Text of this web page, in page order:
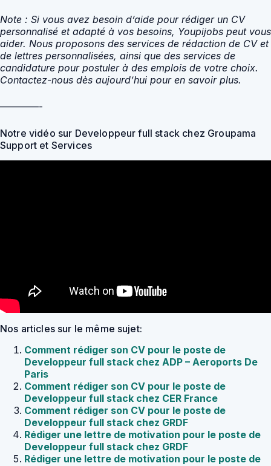
Note : Si vous avez besoin d’aide pour rédiger un CV
personnalisé et adapté à vos besoins, Youpijobs peut vous
aider. Nous proposons des services de rédaction de CV et
de lettres personnalisées, ainsi que des services de
candidature pour postuler à des emplois de votre choix.
Contactez-nous dès aujourd’hui pour en savoir plus.
————-
Notre vidéo sur Developpeur full stack chez Groupama
Support et Services
Nos articles sur le même sujet:
Comment rédiger son CV pour le poste de
Developpeur full stack chez ADP – Aeroports De
Paris
Comment rédiger son CV pour le poste de
Developpeur full stack chez CER France
Comment rédiger son CV pour le poste de
Developpeur full stack chez GRDF
Rédiger une lettre de motivation pour le poste de
Developpeur full stack chez GRDF
Rédiger une lettre de motivation pour le poste de